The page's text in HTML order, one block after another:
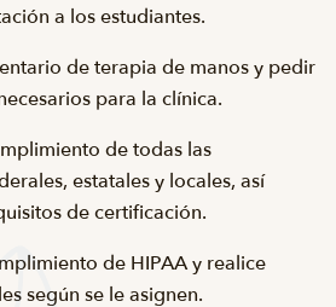
a los estudiantes.
de terapia de manos y pedir
para la clínica.
de todas las
estatales y locales, así
de certificación.
de HIPAA y realice
según se le asignen.